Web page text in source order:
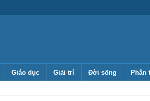
Giáo dục Giải trí Đời sống Phân